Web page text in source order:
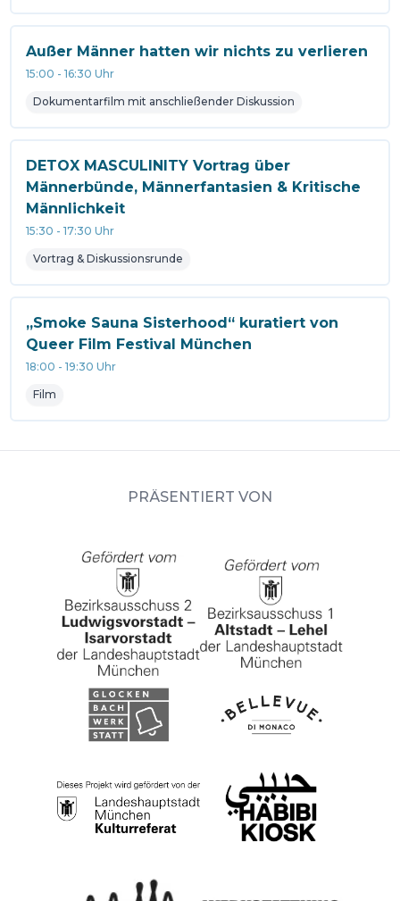
Außer Männer hatten wir nichts zu verlieren
15:00 -16:30 Uhr
Dokumentarfilm mit anschließender Diskussion
DETOX MASCULINITY Vortrag über
Männerbünde, Männerfantasien & Kritische
Männlichkeit
15:30 -17:30 Uhr
Vortrag & Diskussionsrunde
„Smoke Sauna Sisterhood“ kuratiert von
Queer Film Festival München
18:00 -19:30 Uhr
Film
PRÄSENTIERT VON